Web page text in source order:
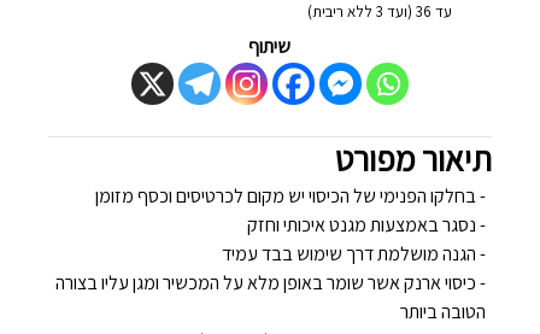
עד 36 (ועד 3 ללא ריבית)
שיתוף
תיאור מפורט
- בחלקו הפנימי של הכיסוי יש מקום לכרטיסים וכסף מזומן
- נסגר באמצעות מגנט איכותי וחזק
- הגנה מושלמת דרך שימוש בבד עמיד
- כיסוי ארנק אשר שומר באופן מלא על המכשיר ומגן עליו בצורה
הטובה ביותר